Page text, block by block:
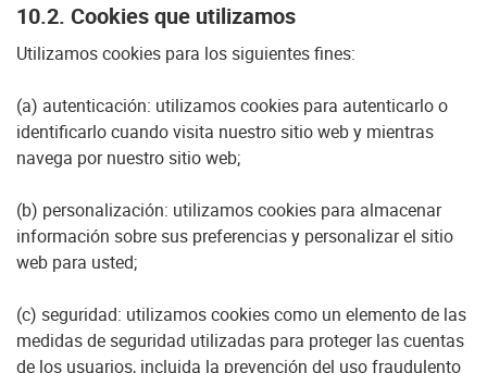
10.2. Cookies que utilizamos
Utilizamos cookies para los siguientes fines:
(a) autenticación: utilizamos cookies para autenticarlo o
identificarlo cuando visita nuestro sitio web y mientras
navega por nuestro sitio web;
(b) personalización: utilizamos cookies para almacenar
información sobre sus preferencias y personalizar el sitio
web para usted;
(c) seguridad: utilizamos cookies como un elemento de las
medidas de seguridad utilizadas para proteger las cuentas
de los usuarios, incluida la prevención del uso fraudulento